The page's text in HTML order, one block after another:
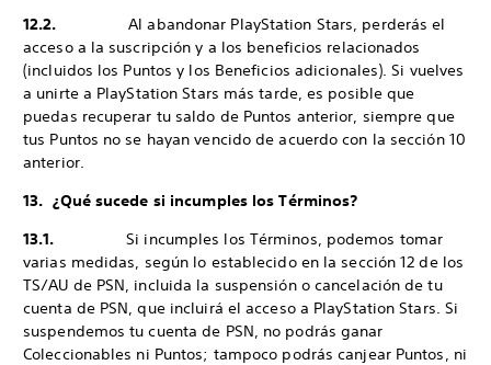
12.2.Al abandonar PlayStation Stars, perderás el
acceso a la suscripción y a los beneficios relacionados
(incluidos los Puntos y los Beneficios adicionales). Si vuelves
a unirte a PlayStation Stars más tarde, es posible que
puedas recuperar tu saldo de Puntos anterior, siempre que
tus Puntos no se hayan vencido de acuerdo con la sección 10
anterior.
13. ¿Qué sucede si incumples los Términos?
13.1.Si incumples los Términos, podemos tomar
varias medidas, según lo establecido en la sección 12 de los
TS/AU de PSN, incluida la suspensión o cancelación de tu
cuenta de PSN, que incluirá el acceso a PlayStation Stars. Si
suspendemos tu cuenta de PSN, no podrás ganar
Coleccionables ni Puntos; tampoco podrás canjear Puntos, ni